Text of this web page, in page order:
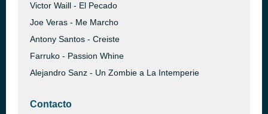
Victor Waill - El Pecado
Joe Veras - Me Marcho
Antony Santos - Creiste
Farruko - Passion Whine
Alejandro Sanz - Un Zombie a La Intemperie
Contacto